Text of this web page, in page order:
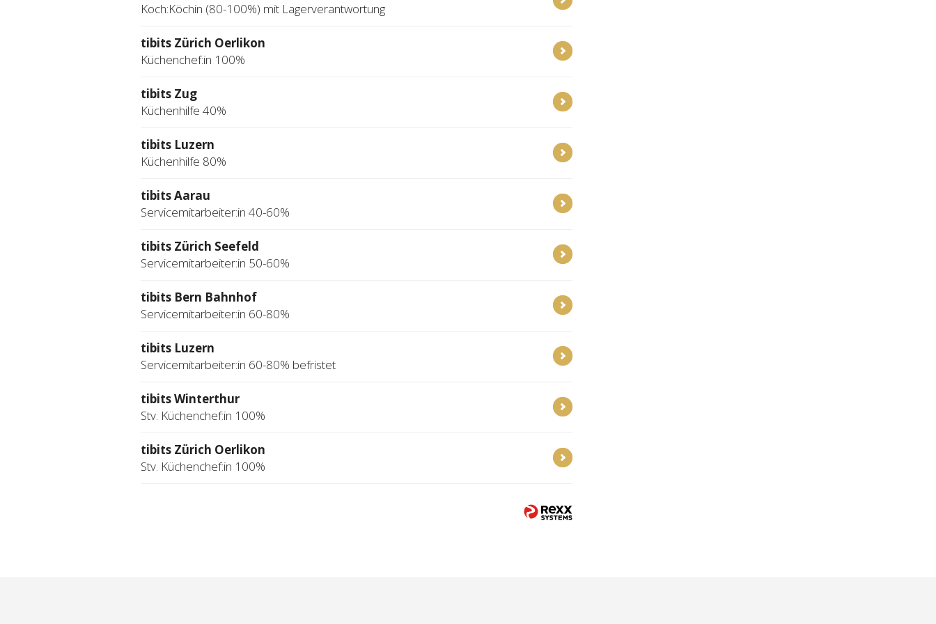
Koch:Köchin (80-100%) mit Lagerverantwortung
tibits Zürich Oerlikon
Küchenchef:in 100%
tibits Zug
Küchenhilfe 40%
tibits Luzern
Küchenhilfe 80%
tibits Aarau
Servicemitarbeiter:in 40-60%
tibits Zürich Seefeld
Servicemitarbeiter:in 50-60%
tibits Bern Bahnhof
Servicemitarbeiter:in 60-80%
tibits Luzern
Servicemitarbeiter:in 60-80% befristet
tibits Winterthur
Stv. Küchenchef:in 100%
tibits Zürich Oerlikon
Stv. Küchenchef:in 100%